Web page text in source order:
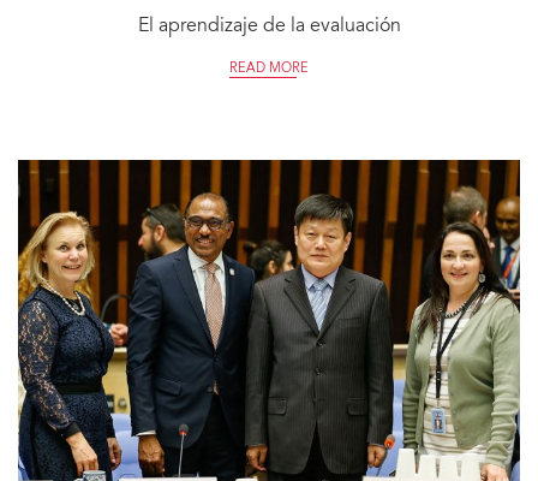
El aprendizaje de la evaluación
READ MORE